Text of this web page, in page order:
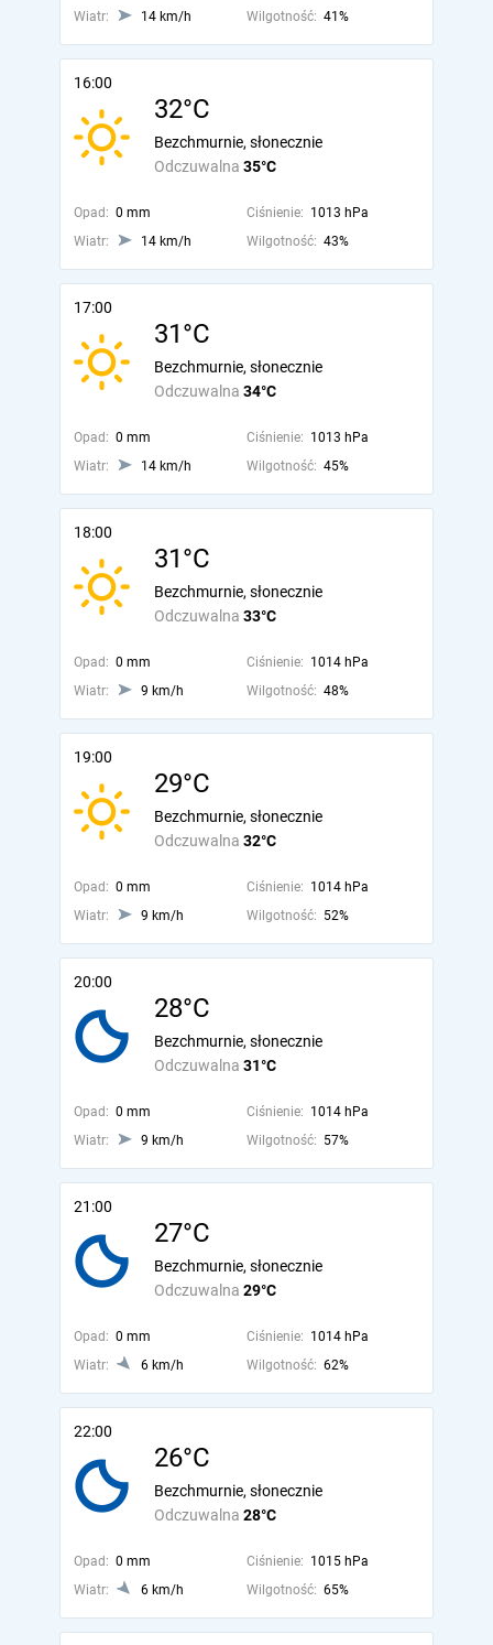
Wiatr:
14 km/h Wilgotność: 41%
16:00
32°C
Odczuwalna 35°C
Bezchmurnie, słonecznie
Opad: 0 mm Ciśnienie: 1013 hPa
Wiatr:
14 km/h Wilgotność: 43%
17:00
31°C
Odczuwalna 34°C
Bezchmurnie, słonecznie
Opad: 0 mm Ciśnienie: 1013 hPa
Wiatr:
14 km/h Wilgotność: 45%
18:00
31°C
Odczuwalna 33°C
Bezchmurnie, słonecznie
Opad: 0 mm Ciśnienie: 1014 hPa
Wiatr:
9 km/h Wilgotność: 48%
19:00
29°C
Odczuwalna 32°C
Bezchmurnie, słonecznie
Opad: 0 mm Ciśnienie: 1014 hPa
Wiatr:
9 km/h Wilgotność: 52%
20:00
28°C
Odczuwalna 31°C
Bezchmurnie, słonecznie
Opad: 0 mm Ciśnienie: 1014 hPa
Wiatr:
9 km/h Wilgotność: 57%
21:00
27°C
Odczuwalna 29°C
Bezchmurnie, słonecznie
Opad: 0 mm Ciśnienie: 1014 hPa
Wiatr:
6 km/h Wilgotność: 62%
22:00
26°C
Odczuwalna 28°C
Bezchmurnie, słonecznie
Opad: 0 mm Ciśnienie: 1015 hPa
Wiatr:
6 km/h Wilgotność: 65%